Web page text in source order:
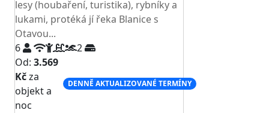
lesy (houbaření, turistika), rybníky a
lukami, protéká jí řeka Blanice s
Otavou...
6
2
Od: 3.569
Kčza
objekt a
noc
DENNĚ AKTUALIZOVANÉ TERMÍNY